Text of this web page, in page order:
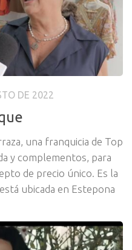
DE 2022
una franquicia de Top
y complementos, para
de precio único. Es la
ubicada en Estepona